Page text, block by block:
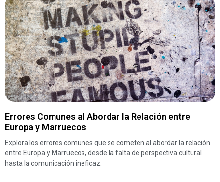
Errores Comunes al Abordar la Relación entre
Europa y Marruecos
Explora los errores comunes que se cometen al abordar la relación
entre Europa y Marruecos, desde la falta de perspectiva cultural
hasta la comunicación ineficaz.